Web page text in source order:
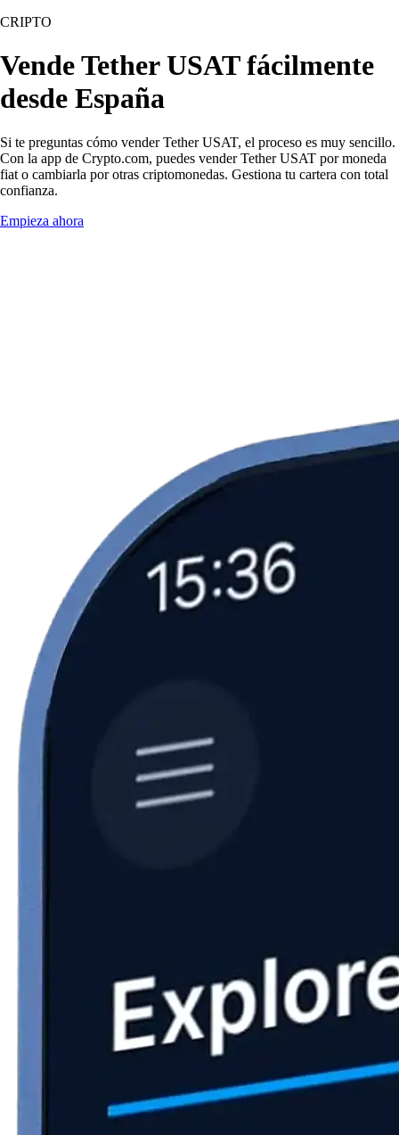
CRIPTO
Vende Tether USAT fácilmente
desde España
Si te preguntas cómo vender Tether USAT, el proceso es muy sencillo.
Con la app de Crypto.com, puedes vender Tether USAT por moneda
fiat o cambiarla por otras criptomonedas. Gestiona tu cartera con total
confianza.
Empieza ahora